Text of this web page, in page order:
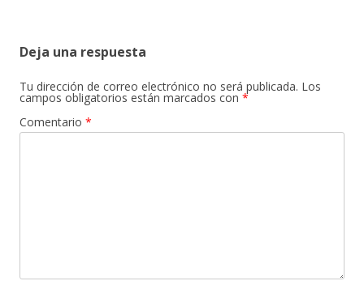
Deja una respuesta
Tu dirección de correo electrónico no será publicada. Los
campos obligatorios están marcados con *
Comentario *